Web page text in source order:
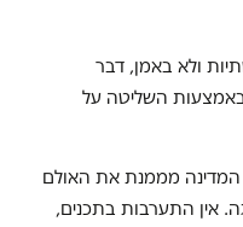
ולא באמן, דבר
השליטה על
המדינה מממנת את האולם
אין התערבות בתכנים,